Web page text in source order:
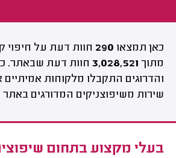
כאן תמצאו 290 חוות דעת על
מתוך 3,028,521 חוות דעת שבאתר.
והדרוגים התקבלו מלקוחות אמיתיים
שירות משיפוצניקים המדורגים באתר
בעלי מקצוע בתחום